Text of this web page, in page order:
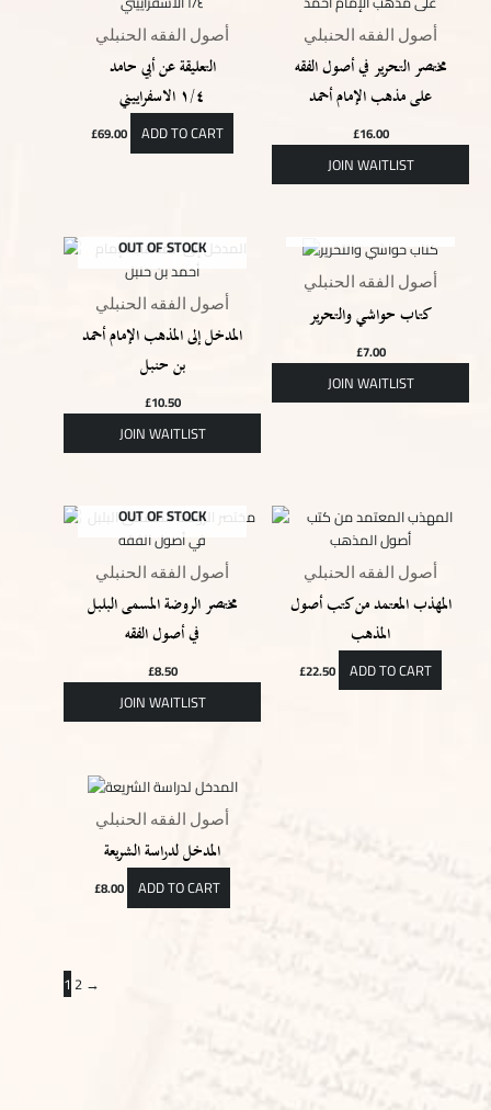
أصول الفقه الحنبلي
التعليقة عن أبي حامد
الاسفراييني‎ ١/٤
£69.00 ADD TO CART
أصول الفقه الحنبلي
مختصر التحرير في أصول الفقه
£16.00
OUT OF STOCK
أصول الفقه الحنبلي
المدخل إلى المذهب الإمام أحمد
بن حنبل
£10.50
أصول الفقه الحنبلي
كتاب حواشي والتحرير
£7.00
OUT OF STOCK
أصول الفقه الحنبلي
مختصر الروضة المسمى البلبل
في أصول الفقه
£8.50
أصول الفقه الحنبلي
المهذب المعتمد من كتب أصول
المذهب
£22.50 ADD TO CART
أصول الفقه الحنبلي
المدخل لدراسة الشريعة
£8.00 ADD TO CART
1 2 →